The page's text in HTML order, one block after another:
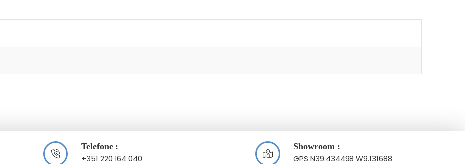
Telefone :
+351 220 164 040
Showroom :
GPS N39.434498 W9.131688